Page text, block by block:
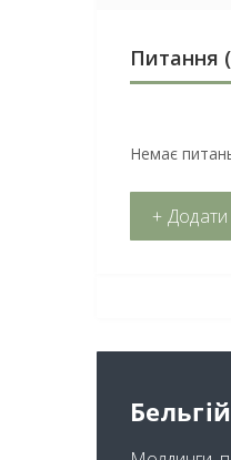
Питання
Немає
+